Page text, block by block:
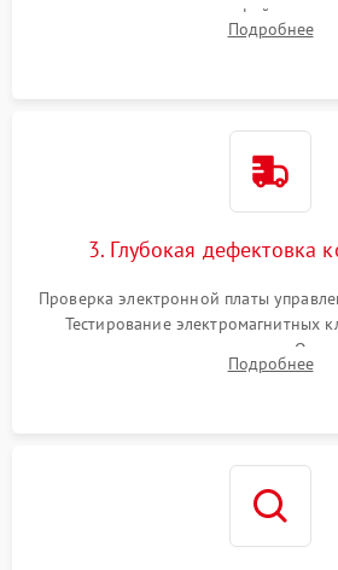
внутренних узлов от кофейных
Промывка дренажных каналов и
Подробнее
3. Глубокая дефектовка
Проверка электронной платы
Тестирование электромагнитных
температуры и расходомера.
жерновов кофемолки,
Подробнее